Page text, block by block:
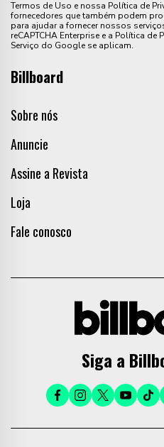
Termos de Uso e nossa Política de
fornecedores que também podem
para ajudar a fornecer nossos
reCAPTCHA Enterprise e a Política de
Serviço do Google se aplicam.
Billboard
Sobre nós
Anuncie
Assine a Revista
Loja
Fale conosco
Siga a